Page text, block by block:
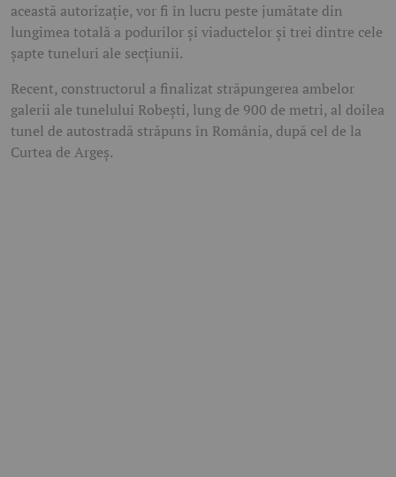
această autorizație, vor fi în lucru peste jumătate din
lungimea totală a podurilor și viaductelor și trei dintre cele
șapte tuneluri ale secțiunii.
Recent, constructorul a finalizat străpungerea ambelor
galerii ale tunelului Robești, lung de 900 de metri, al doilea
tunel de autostradă străpuns în România, după cel de la
Curtea de Argeș.